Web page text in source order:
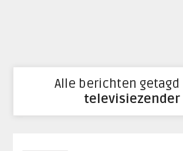
Alle berichten getagd
televisiezender